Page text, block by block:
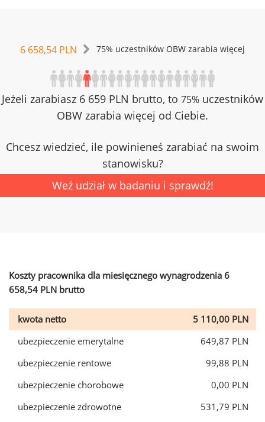
6 658,54 PLN 75% uczestników OBW zarabia więcej
Jeżeli zarabiasz 6 659 PLN brutto, to 75% uczestników
OBW zarabia więcej od Ciebie.
Chcesz wiedzieć, ile powinieneś zarabiać na swoim
stanowisku?
Weź udział w badaniu i sprawdź!
Koszty pracownika dla miesięcznego wynagrodzenia 6
658,54 PLN brutto
kwota netto
5 110,00 PLN
ubezpieczenie emerytalne
649,87 PLN
ubezpieczenie rentowe
99,88 PLN
ubezpieczenie chorobowe
0,00 PLN
ubezpieczenie zdrowotne
531,79 PLN